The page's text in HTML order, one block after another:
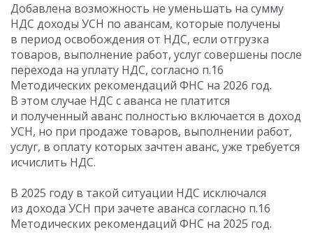
Добавлена возможность не уменьшать на сумму
НДС доходы УСН по авансам, которые получены
в период освобождения от НДС, если отгрузка
товаров, выполнение работ, услуг совершены после
перехода на уплату НДС, согласно п.16
Методических рекомендаций ФНС на 2026 год.
В этом случае НДС с аванса не платится
и полученный аванс полностью включается в доход
УСН, но при продаже товаров, выполнении работ,
услуг, в оплату которых зачтен аванс, уже требуется
исчислить НДС.
В 2025 году в такой ситуации НДС исключался
из дохода УСН при зачете аванса согласно п.16
Методических рекомендаций ФНС на 2025 год.